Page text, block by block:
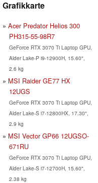
Grafikkarte
Acer Predator Helios 300
PH315-55-98R7
GeForce RTX 3070 Ti Laptop GPU,
Alder Lake-P i9-12900H, 15.60",
2.6 kg
MSI Raider GE77 HX
12UGS
GeForce RTX 3070 Ti Laptop GPU,
Alder Lake-S i7-12800HX, 17.30",
2.9 kg
MSI Vector GP66 12UGSO-
671RU
GeForce RTX 3070 Ti Laptop GPU,
Alder Lake-S i7-12700H, 15.60",
2.38 kg